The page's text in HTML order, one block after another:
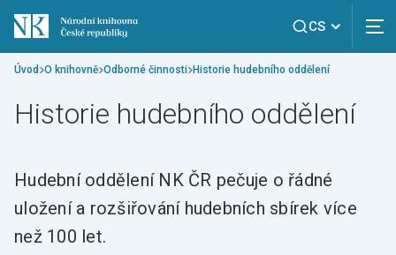
CS
Úvod O knihovně Odborné činnosti Historie hudebního oddělení
Historie hudebního oddělení
Hudební oddělení NK ČR pečuje o řádné
uložení a rozšiřování hudebních sbírek více
než 100 let.